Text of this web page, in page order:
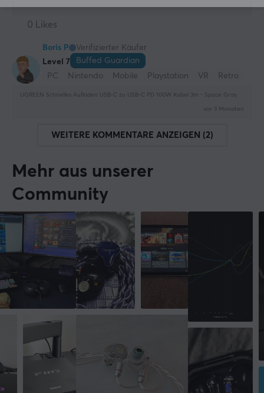
0 Likes
Boris P
Verifizierter Käufer
Level 7
Buffed Guardian
PC
Nintendo Mobile Playstation VR Retro
UGREEN Schnelles Aufladen USB-C zu USB-C PD 100W Kabel 3m - Space Gray
vor 3 Monaten
WEITERE KOMMENTARE ANZEIGEN (2)
Mehr aus unserer
Community